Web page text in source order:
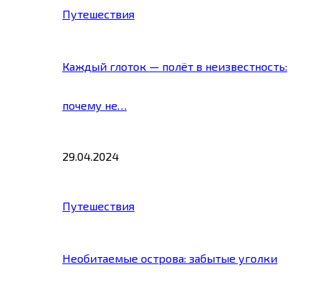
Путешествия
Каждый глоток — полёт в неизвестность:
почему не…
29.04.2024
Путешествия
Необитаемые острова: забытые уголки